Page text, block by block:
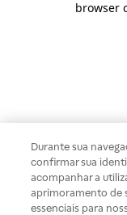
browser
Durante sua
confirmar sua
acompanhar a
aprimoramento de
essenciais para